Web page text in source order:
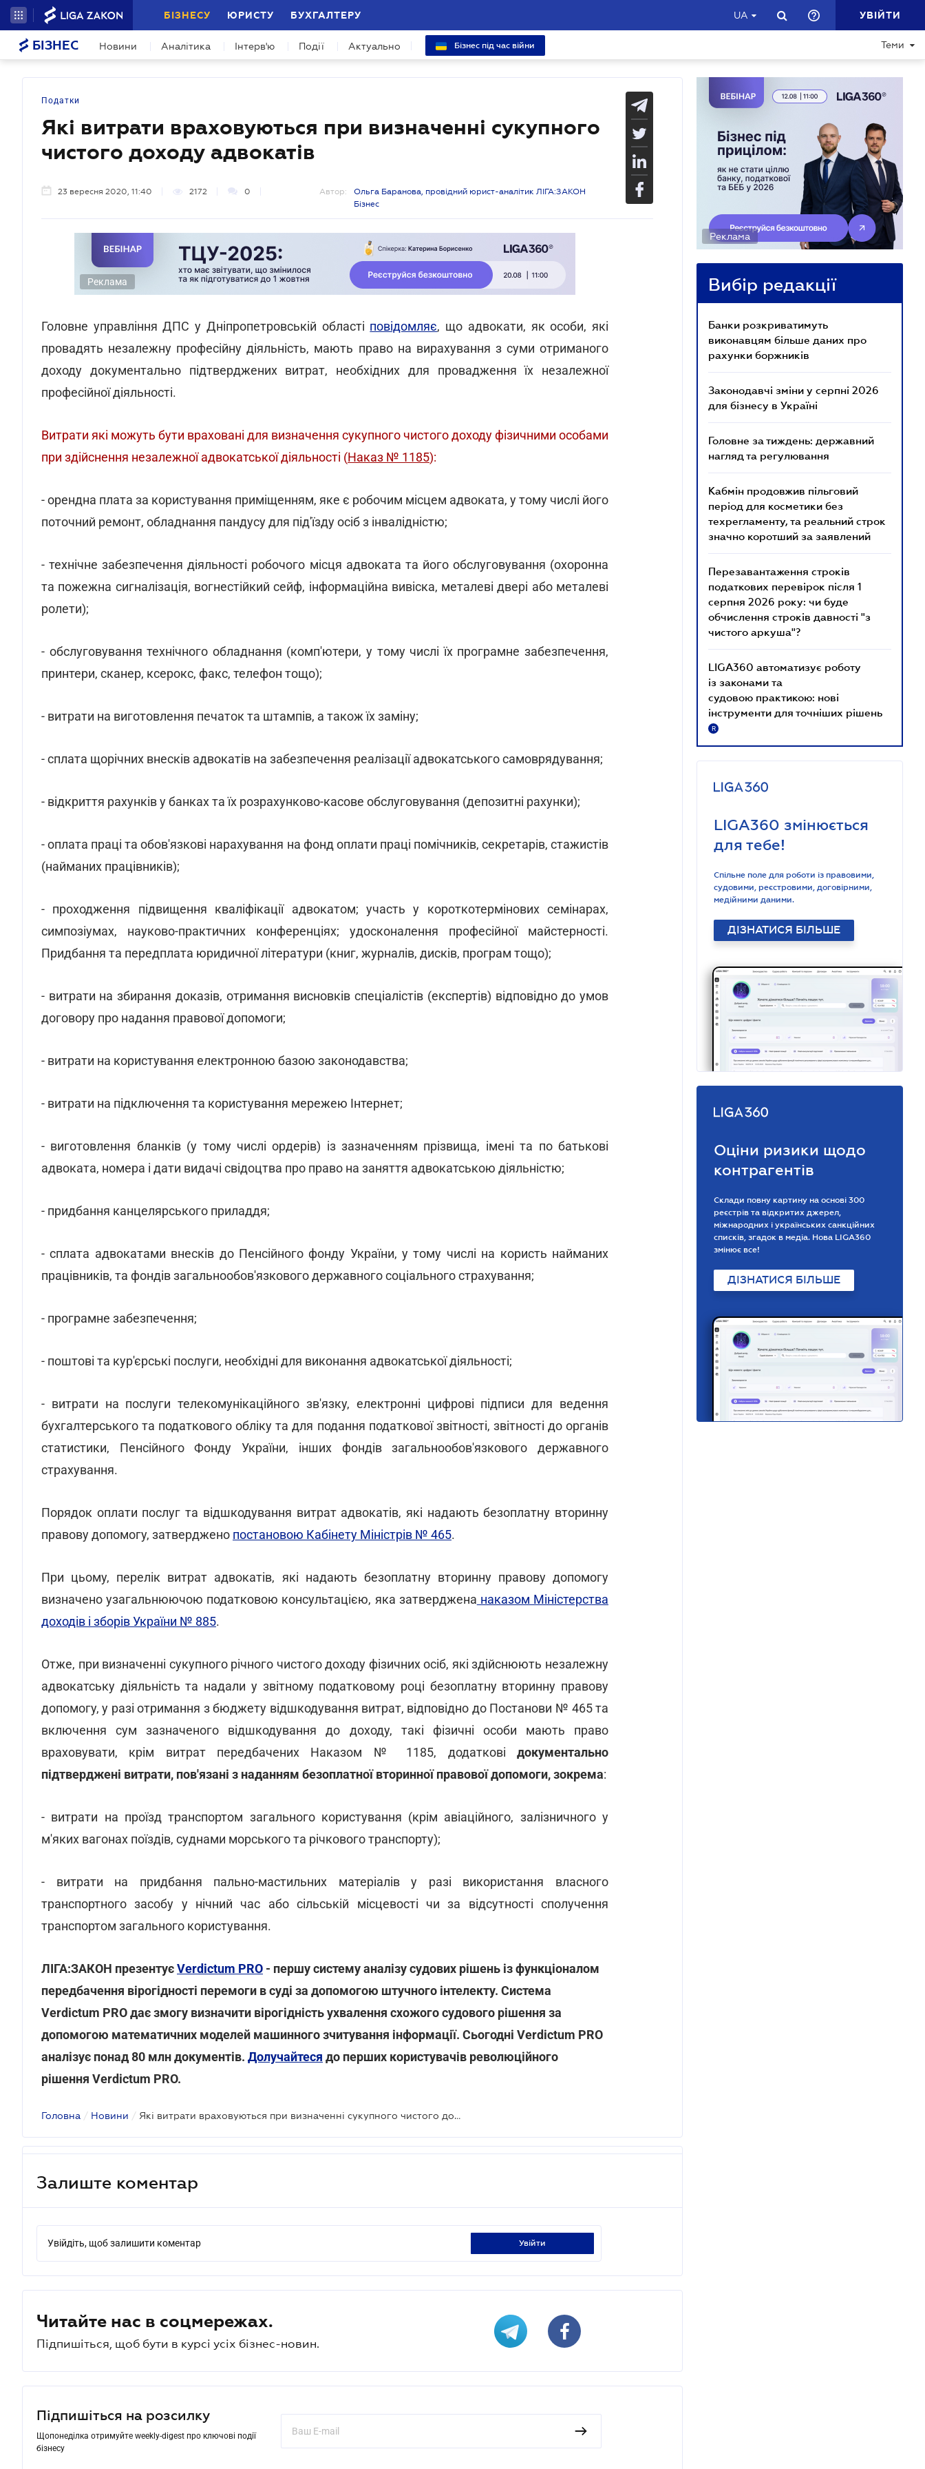
БІЗНЕСУ ЮРИСТУ БУХГАЛТЕРУ UA УВІЙТИ
БІЗНЕС Новини Аналітика Інтерв'ю Події Актуально Бізнес під час війни Теми
Податки
Які витрати враховуються при визначенні сукупного
чистого доходу адвокатів
23 вересня 2020, 11:40 2172 0 Автор:
Ольга Баранова, провідний юрист-аналітик ЛІГА:ЗАКОН
Бізнес
Реклама
Головне управління ДПС у Дніпропетровській області повідомляє, що адвокати, як особи, які
провадять незалежну професійну діяльність, мають право на вирахування з суми отриманого
доходу документально підтверджених витрат, необхідних для провадження їх незалежної
професійної діяльності.
Витрати які можуть бути враховані для визначення сукупного чистого доходу фізичними особами
при здійснення незалежної адвокатської діяльності (Наказ № 1185):
- орендна плата за користування приміщенням, яке є робочим місцем адвоката, у тому числі його
поточний ремонт, обладнання пандусу для під'їзду осіб з інвалідністю;
- технічне забезпечення діяльності робочого місця адвоката та його обслуговування (охоронна
та пожежна сигналізація, вогнестійкий сейф, інформаційна вивіска, металеві двері або металеві
ролети);
- обслуговування технічного обладнання (комп'ютери, у тому числі їх програмне забезпечення,
принтери, сканер, ксерокс, факс, телефон тощо);
- витрати на виготовлення печаток та штампів, а також їх заміну;
- сплата щорічних внесків адвокатів на забезпечення реалізації адвокатського самоврядування;
- відкриття рахунків у банках та їх розрахунково-касове обслуговування (депозитні рахунки);
- оплата праці та обов'язкові нарахування на фонд оплати праці помічників, секретарів, стажистів
(найманих працівників);
- проходження підвищення кваліфікації адвокатом; участь у короткотермінових семінарах,
симпозіумах, науково-практичних конференціях; удосконалення професійної майстерності.
Придбання та передплата юридичної літератури (книг, журналів, дисків, програм тощо);
- витрати на збирання доказів, отримання висновків спеціалістів (експертів) відповідно до умов
договору про надання правової допомоги;
- витрати на користування електронною базою законодавства;
- витрати на підключення та користування мережею Інтернет;
- виготовлення бланків (у тому числі ордерів) із зазначенням прізвища, імені та по батькові
адвоката, номера і дати видачі свідоцтва про право на заняття адвокатською діяльністю;
- придбання канцелярського приладдя;
- сплата адвокатами внесків до Пенсійного фонду України, у тому числі на користь найманих
працівників, та фондів загальнообов'язкового державного соціального страхування;
- програмне забезпечення;
- поштові та кур'єрські послуги, необхідні для виконання адвокатської діяльності;
- витрати на послуги телекомунікаційного зв'язку, електронні цифрові підписи для ведення
бухгалтерського та податкового обліку та для подання податкової звітності, звітності до органів
статистики, Пенсійного Фонду України, інших фондів загальнообов'язкового державного
страхування.
Порядок оплати послуг та відшкодування витрат адвокатів, які надають безоплатну вторинну
правову допомогу, затверджено постановою Кабінету Міністрів № 465.
При цьому, перелік витрат адвокатів, які надають безоплатну вторинну правову допомогу
визначено узагальнюючою податковою консультацією, яка затверджена наказом Міністерства
доходів і зборів України № 885.
Отже, при визначенні сукупного річного чистого доходу фізичних осіб, які здійснюють незалежну
адвокатську діяльність та надали у звітному податковому році безоплатну вторинну правову
допомогу, у разі отримання з бюджету відшкодування витрат, відповідно до Постанови № 465 та
включення сум зазначеного відшкодування до доходу, такі фізичні особи мають право
враховувати, крім витрат передбачених Наказом № 1185, додаткові документально
підтверджені витрати, пов'язані з наданням безоплатної вторинної правової допомоги, зокрема:
- витрати на проїзд транспортом загального користування (крім авіаційного, залізничного у
м'яких вагонах поїздів, суднами морського та річкового транспорту);
- витрати на придбання пально-мастильних матеріалів у разі використання власного
транспортного засобу у нічний час або сільській місцевості чи за відсутності сполучення
транспортом загального користування.
ЛІГА:ЗАКОН презентуєVerdictum PRO - першу систему аналізу судових рішень із функціоналом
передбачення вірогідності перемоги в суді за допомогою штучного інтелекту. Система
Verdictum PRO дає змогу визначити вірогідність ухвалення схожого судового рішення за
допомогою математичних моделей машинного зчитування інформації. Сьогодні Verdictum PRO
аналізує понад 80 млн документів. Долучайтеся до перших користувачів революційного
рішення Verdictum PRO.
Головна / Новини / Які витрати враховуються при визначенні сукупного чистого доходу адвокатів
Залиште коментар
Увійдіть, щоб залишити коментар увійти
Читайте нас в соцмережах.
Підпишіться, щоб бути в курсі усіх бізнес-новин.
Підпишіться на розсилку
Щопонеділка отримуйте weekly-digest про ключові події
бізнесу
Реклама
Вибір редакції
Банки розкриватимуть
виконавцям більше даних про
рахунки боржників
Законодавчі зміни у серпні 2026
для бізнесу в Україні
Головне за тиждень: державний
нагляд та регулювання
Кабмін продовжив пільговий
період для косметики без
техрегламенту, та реальний строк
значно коротший за заявлений
Перезавантаження строків
податкових перевірок після 1
серпня 2026 року: чи буде
обчислення строків давності "з
чистого аркуша"?
LIGA360 автоматизує роботу
із законами та
судовою практикою: нові
інструменти для точніших рішень
R
LIGA360 змінюється
для тебе!
Спільне поле для роботи із правовими,
судовими, реєстровими, договірними,
медійними даними.
ДІЗНАТИСЯ БІЛЬШЕ
Оціни ризики щодо
контрагентів
Склади повну картину на основі 300
реєстрів та відкритих джерел,
міжнародних і українських санкційних
списків, згадок в медіа. Нова LIGA360
змінює все!
ДІЗНАТИСЯ БІЛЬШЕ